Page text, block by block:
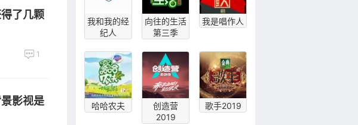
了几颗
1
影视是
我和我的经
纪人
向往的生活
第三季
我是唱作人
哈哈农夫
创造营
2019
歌手2019